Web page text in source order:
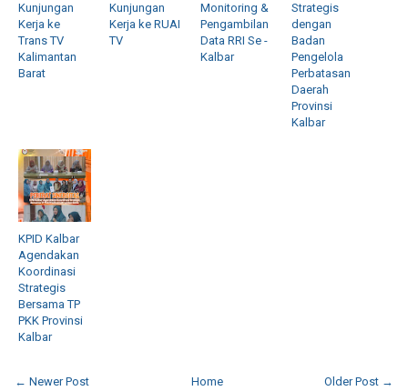
Kunjungan
Kerja ke
Trans TV
Kalimantan
Barat
Kunjungan
Kerja ke RUAI
TV
Monitoring &
Pengambilan
Data RRI Se -
Kalbar
Strategis
dengan
Badan
Pengelola
Perbatasan
Daerah
Provinsi
Kalbar
KPID Kalbar
Agendakan
Koordinasi
Strategis
Bersama TP
PKK Provinsi
Kalbar
← Newer Post Older Post →
Home